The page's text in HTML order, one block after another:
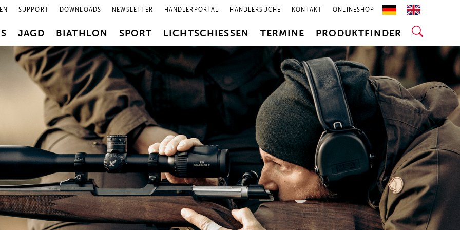
SUPPORT DOWNLOADS NEWSLETTER HÄNDLERPORTAL HÄNDLERSUCHE KONTAKT ONLINESHOP
JAGD BIATHLON SPORT LICHTSCHIESSEN TERMINE PRODUKTFINDER